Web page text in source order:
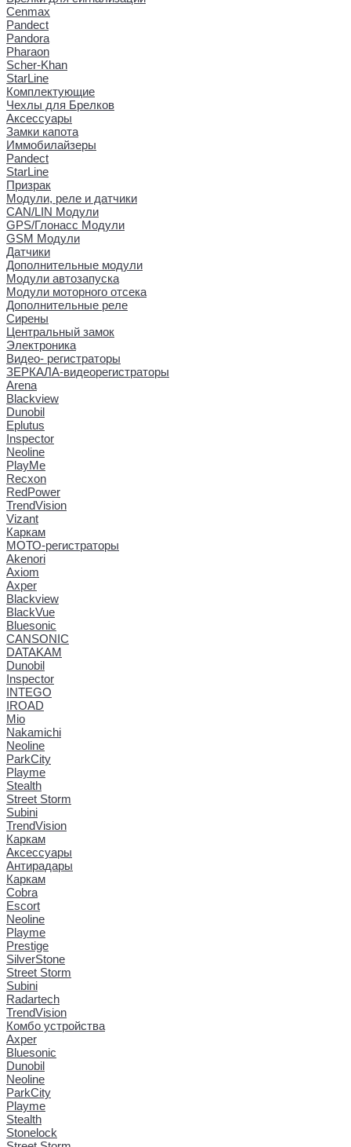
Cenmax
Pandect
Pandora
Pharaon
Scher-Khan
StarLine
Комплектующие
Чехлы для Брелков
Аксессуары
Замки капота
Иммобилайзеры
Pandect
StarLine
Призрак
Модули, реле и датчики
CAN/LIN Модули
GPS/Глонасс Модули
GSM Модули
Датчики
Дополнительные модули
Модули автозапуска
Модули моторного отсека
Дополнительные реле
Сирены
Центральный замок
Электроника
Видео- регистраторы
ЗЕРКАЛА-видеорегистраторы
Arena
Blackview
Dunobil
Eplutus
Inspector
Neoline
PlayMe
Recxon
RedPower
TrendVision
Vizant
Каркам
МОТО-регистраторы
Akenori
Axiom
Axper
Blackview
BlackVue
Bluesonic
CANSONIC
DATAKAM
Dunobil
Inspector
INTEGO
IROAD
Mio
Nakamichi
Neoline
ParkCity
Playme
Stealth
Street Storm
Subini
TrendVision
Каркам
Аксессуары
Антирадары
Каркам
Cobra
Escort
Neoline
Playme
Prestige
SilverStone
Street Storm
Subini
Radartech
TrendVision
Комбо устройства
Axper
Bluesonic
Dunobil
Neoline
ParkCity
Playme
Stealth
Stonelock